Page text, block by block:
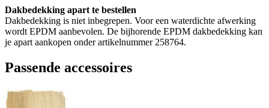
Dakbedekking apart te bestellen
Dakbedekking is niet inbegrepen. Voor een waterdichte afwerking
wordt EPDM aanbevolen. De bijhorende EPDM dakbedekking kan
je apart aankopen onder artikelnummer 258764.
Passende accessoires